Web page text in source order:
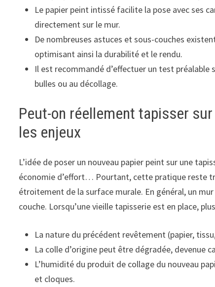
Le papier peint intissé facilite la pose avec ses
directement sur le mur.
De nombreuses astuces et sous-couches
optimisant ainsi la durabilité et le rendu.
Il est recommandé d’effectuer un test préalable
bulles ou au décollage.
Peut-on réellement tapisser
les enjeux
L’idée de poser un nouveau papier peint sur une
économie d’effort… Pourtant, cette pratique reste
étroitement de la surface murale. En général, un
couche. Lorsqu’une vieille tapisserie est en place,
La nature du précédent revêtement (papier,
La colle d’origine peut être dégradée, devenue
L’humidité du produit de collage du nouveau
et cloques.